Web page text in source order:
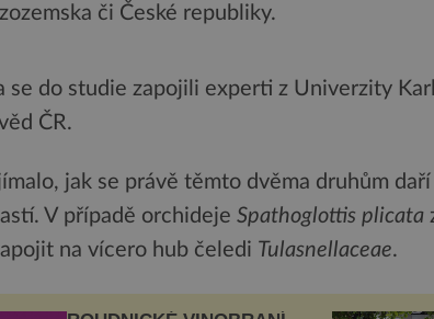
či České republiky.
se do studie zapojili experti z Univerzity
ČR.
jak se právě těmto dvěma druhům
V případě orchideje Spathoglottis plicata
na vícero hub čeledi Tulasnellaceae.